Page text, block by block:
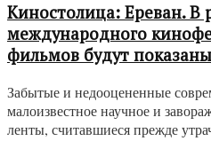
Киностолица: Ереван. В
международного
фильмов будут
Забытые и недооцененные
малоизвестное научное и
ленты, считавшиеся прежде